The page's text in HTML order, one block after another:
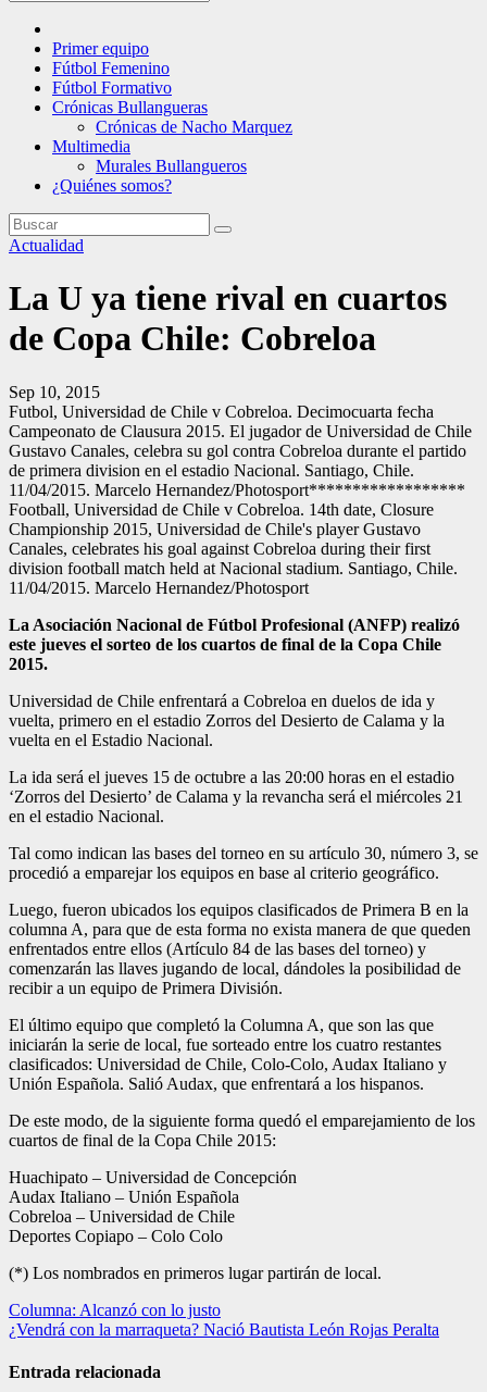
Primer equipo
Fútbol Femenino
Fútbol Formativo
Crónicas Bullangueras
Crónicas de Nacho Marquez
Multimedia
Murales Bullangueros
¿Quiénes somos?
Actualidad
La U ya tiene rival en cuartos
de Copa Chile: Cobreloa
Sep 10, 2015
Futbol, Universidad de Chile v Cobreloa. Decimocuarta fecha
Campeonato de Clausura 2015. El jugador de Universidad de Chile
Gustavo Canales, celebra su gol contra Cobreloa durante el partido
de primera division en el estadio Nacional. Santiago, Chile.
11/04/2015. Marcelo Hernandez/Photosport******************
Football, Universidad de Chile v Cobreloa. 14th date, Closure
Championship 2015, Universidad de Chile's player Gustavo
Canales, celebrates his goal against Cobreloa during their first
division football match held at Nacional stadium. Santiago, Chile.
11/04/2015. Marcelo Hernandez/Photosport
La Asociación Nacional de Fútbol Profesional (ANFP) realizó
este jueves el sorteo de los cuartos de final de la Copa Chile
2015.
Universidad de Chile enfrentará a Cobreloa en duelos de ida y
vuelta, primero en el estadio Zorros del Desierto de Calama y la
vuelta en el Estadio Nacional.
La ida será el jueves 15 de octubre a las 20:00 horas en el estadio
‘Zorros del Desierto’ de Calama y la revancha será el miércoles 21
en el estadio Nacional.
Tal como indican las bases del torneo en su artículo 30, número 3, se
procedió a emparejar los equipos en base al criterio geográfico.
Luego, fueron ubicados los equipos clasificados de Primera B en la
columna A, para que de esta forma no exista manera de que queden
enfrentados entre ellos (Artículo 84 de las bases del torneo) y
comenzarán las llaves jugando de local, dándoles la posibilidad de
recibir a un equipo de Primera División.
El último equipo que completó la Columna A, que son las que
iniciarán la serie de local, fue sorteado entre los cuatro restantes
clasificados: Universidad de Chile, Colo-Colo, Audax Italiano y
Unión Española. Salió Audax, que enfrentará a los hispanos.
De este modo, de la siguiente forma quedó el emparejamiento de los
cuartos de final de la Copa Chile 2015:
Huachipato – Universidad de Concepción
Audax Italiano – Unión Española
Cobreloa – Universidad de Chile
Deportes Copiapo – Colo Colo
(*) Los nombrados en primeros lugar partirán de local.
Navegación
de
entradas
Columna: Alcanzó con lo justo
¿Vendrá con la marraqueta? Nació Bautista León Rojas Peralta
Entrada relacionada